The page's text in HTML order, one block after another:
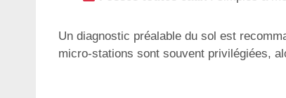
Un diagnostic préalable du sol est
micro-stations sont souvent privilégiées,